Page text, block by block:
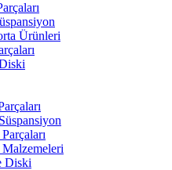
Ürünleri
Diski